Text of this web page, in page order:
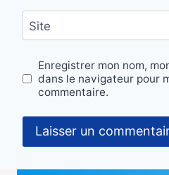
Site
Enregistrer mon nom,
dans le navigateur pour
commentaire.